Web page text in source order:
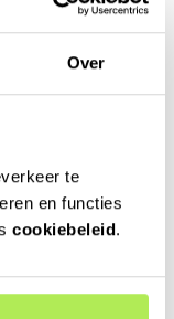
Over
te
en functies
cookiebeleid.
te vertragen en
de luxe en
Het
en waar je kunt
het leven.